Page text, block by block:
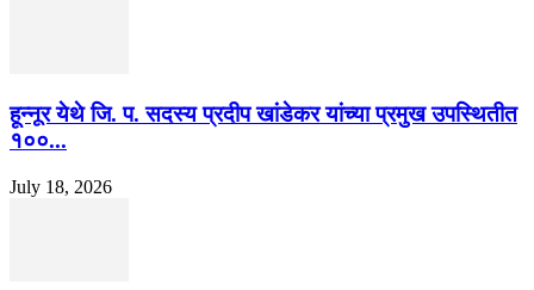
हून्नूर येथे जि. प. सदस्य प्रदीप खांडेकर यांच्या प्रमुख उपस्थितीत
१००...
July 18, 2026